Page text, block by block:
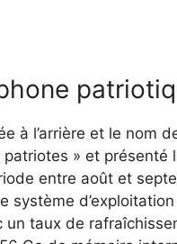
à l’arrière et le nom
» et présenté
entre août et
taux de